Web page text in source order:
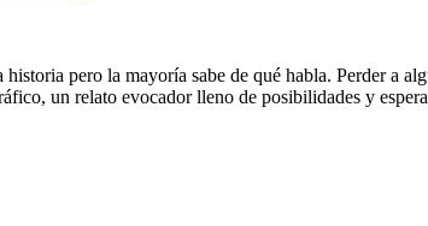
historia pero la mayoría sabe de qué habla. Perder a
un relato evocador lleno de posibilidades y